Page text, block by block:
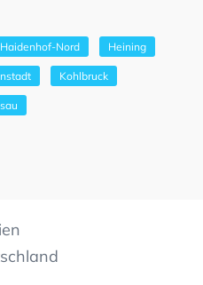
Haidenhof-Nord Heining
Kohlbruck